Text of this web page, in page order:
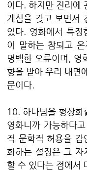
이다. 하지만 진리에
계심을 갖고 보면서
있다. 영화에서 특정
이 말하는 참되고
명백한 오류이며, 영
향을 받아 우리 내면
문이다.
10. 하나님을 형상화
영화니까 가능하다
적 문학적 허용을 감
화하는 설정은 그 자
할 수 있다는 점에서